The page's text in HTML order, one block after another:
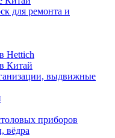
для ремонта и
Hettich
Китай
выдвижные
приборов
вёдра